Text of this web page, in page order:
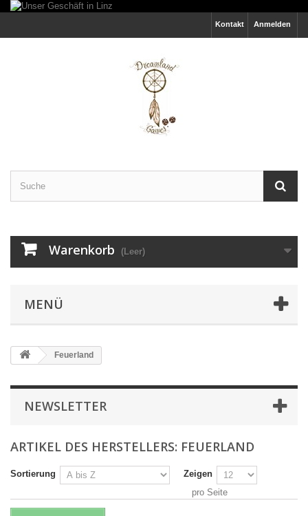
Anmelden
Kontakt
Warenkorb (Leer)
MENÜ
Feuerland
NEWSLETTER
ARTIKEL DES HERSTELLERS: FEUERLAND
Sortierung
Zeigen
pro Seite